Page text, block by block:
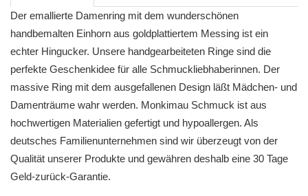
Der emallierte Damenring mit dem wunderschönen
handbemalten Einhorn aus goldplattiertem Messing ist ein
echter Hingucker. Unsere handgearbeiteten Ringe sind die
perfekte Geschenkidee für alle Schmuckliebhaberinnen. Der
massive Ring mit dem ausgefallenen Design läßt Mädchen- und
Damenträume wahr werden. Monkimau Schmuck ist aus
hochwertigen Materialien gefertigt und hypoallergen. Als
deutsches Familienunternehmen sind wir überzeugt von der
Qualität unserer Produkte und gewähren deshalb eine 30 Tage
Geld-zurück-Garantie.